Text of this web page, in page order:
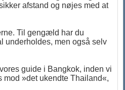
afstand og nøjes med at
Til gengæld har du
underholdes, men også selv
guide i Bangkok, inden vi
mod »det ukendte Thailand«,